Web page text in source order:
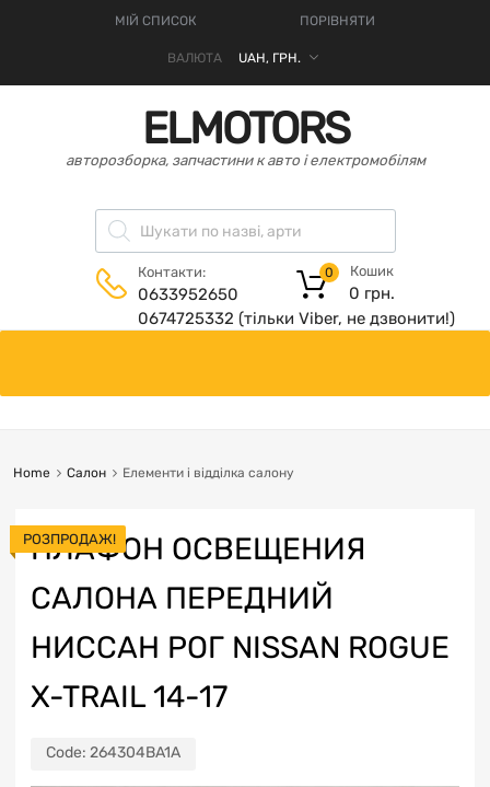
МІЙ СПИСОК ПОРІВНЯТИ
ВАЛЮТА
ELMOTORS
авторозборка, запчастини к авто і електромобілям
Контакти:
0633952650
0674725332 (тільки Viber, не дзвонити!)
Кошик
0 грн.
0
Home Салон Елементи і відділка салону
ПЛАФОН ОСВЕЩЕНИЯ
САЛОНА ПЕРЕДНИЙ
НИССАН РОГ NISSAN ROGUE
X-TRAIL 14-17
Code: 264304BA1A
РОЗПРОДАЖ!